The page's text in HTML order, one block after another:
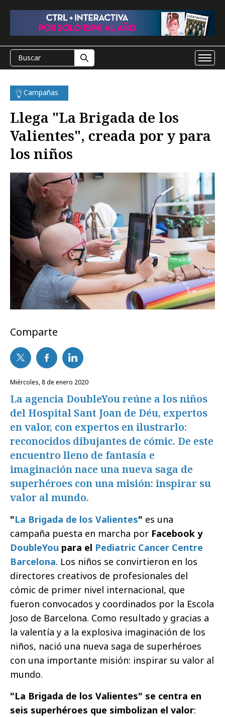
Campañas
Llega "La Brigada de los
Valientes", creada por y para
los niños
Comparte
miércoles, 8 de enero 2020
La agencia DoubleYou reúne a los niños
del Hospital Sant Joan de Déu, expertos
en valor, con expertos en ilustrarlo:
reconocidos dibujantes de cómic. De este
encuentro lleno de fantasía e
imaginación nace una nueva saga de
superhéroes con una misión: inspirar su
valor al mundo.
"La Brigada de los Valientes" es una
campaña puesta en marcha por Facebook y
DoubleYou para el Pediatric Cancer Centre
Barcelona. Los niños se convirtieron en los
directores creativos de profesionales del
cómic de primer nivel internacional, que
fueron convocados y coordinados por la Escola
Joso de Barcelona. Como resultado y gracias a
la valentía y a la explosiva imaginación de los
niños, nació una nueva saga de superhéroes
con una importante misión: inspirar su valor al
mundo.
"La Brigada de los Valientes" se centra en
seis superhéroes que simbolizan el valor: